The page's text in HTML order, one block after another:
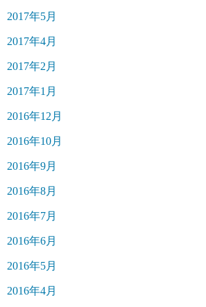
2017年5月
2017年4月
2017年2月
2017年1月
2016年12月
2016年10月
2016年9月
2016年8月
2016年7月
2016年6月
2016年5月
2016年4月